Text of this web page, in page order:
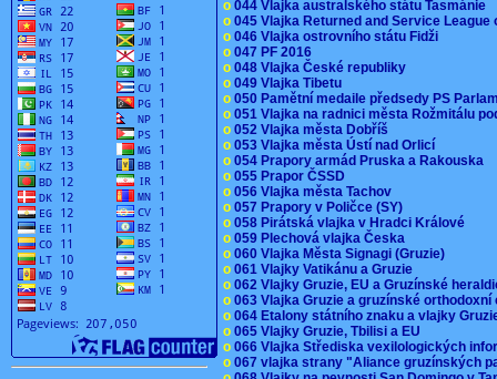
o 044 Vlajka australského státu Tasmánie
o 045 Vlajka Returned and Service
o 046 Vlajka ostrovního státu Fidži
o 047 PF 2016
o 048 Vlajka České republiky
o 049 Vlajka Tibetu
o 050 Pamětní medaile předsedy PS
o 051 Vlajka na radnici města Rožmitálu
o 052 Vlajka města Dobříš
o 053 Vlajka města Ústí nad Orlicí
o 054 Prapory armád Pruska a Rakouska
o 055 Prapor ČSSD
o 056 Vlajka města Tachov
o 057 Prapory v Poličce (SY)
o 058 Pirátská vlajka v Hradci Králové
o 059 Plechová vlajka Česka
o 060 Vlajka Města Signagi (Gruzie)
o 061 Vlajky Vatikánu a Gruzie
o 062 Vlajky Gruzie, EU a Gruzínské
o 063 Vlajka Gruzie a gruzínské
o 064 Etalony státního znaku a vlajky
o 065 Vlajky Gruzie, Tbilisi a EU
o 066 Vlajka Střediska vexilologických
o 067 vlajka strany "Aliance gruzínských